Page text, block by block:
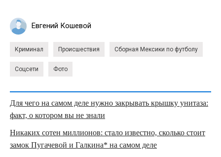
Евгений Кошевой
Криминал Происшествия Сборная Мексики по футболу
Соцсети Фото
Для чего на самом деле нужно закрывать крышку унитаза:
факт, о котором вы не знали
Никаких сотен миллионов: стало известно, сколько стоит
замок Пугачевой и Галкина* на самом деле